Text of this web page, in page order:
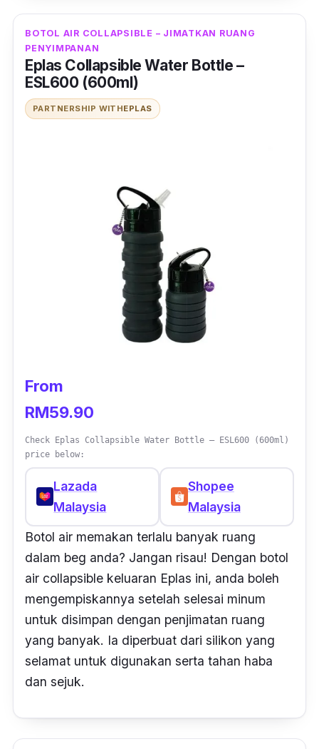
BOTOL AIR COLLAPSIBLE – JIMATKAN RUANG
PENYIMPANAN
Eplas Collapsible Water Bottle –
ESL600 (600ml)
PARTNERSHIP WITHEPLAS
From
RM59.90
Check Eplas Collapsible Water Bottle – ESL600 (600ml)
price below:
Lazada
Malaysia
Shopee
Malaysia
Botol air memakan terlalu banyak ruang
dalam beg anda? Jangan risau! Dengan botol
air collapsible keluaran Eplas ini, anda boleh
mengempiskannya setelah selesai minum
untuk disimpan dengan penjimatan ruang
yang banyak. Ia diperbuat dari silikon yang
selamat untuk digunakan serta tahan haba
dan sejuk.